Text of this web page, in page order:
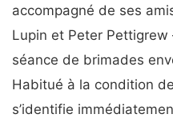
accompagné de ses
Lupin et Peter
séance de brimades
Habitué à la condition
s’identifie